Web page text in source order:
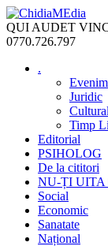
Skip
to
content
QUI AUDET
0770.726.797
.
Juridic
Cultural
Timp
Editorial
PSIHOLOG
De la cititori
NU-ȚI UITA
Social
Economic
Sanatate
Național